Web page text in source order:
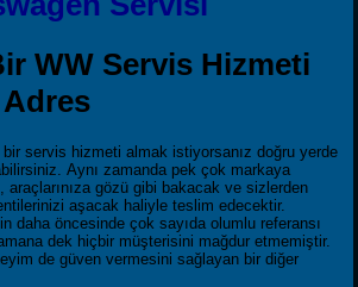
WW Servis Hizmeti
bir servis hizmeti almak istiyorsanız doğru yerde
Aynı zamanda pek çok markaya
araçlarınıza gözü gibi bakacak ve sizlerden
aşacak haliyle teslim edecektir.
daha öncesinde çok sayıda olumlu referansı
dek hiçbir müşterisini mağdur etmemiştir.
de güven vermesini sağlayan bir diğer